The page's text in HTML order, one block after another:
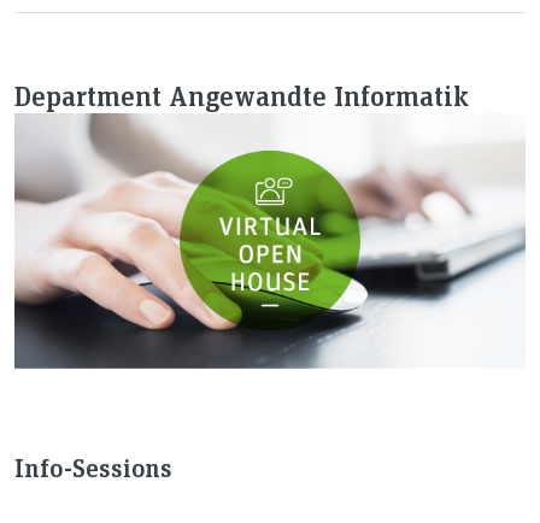
Department Angewandte Informatik
Info-Sessions